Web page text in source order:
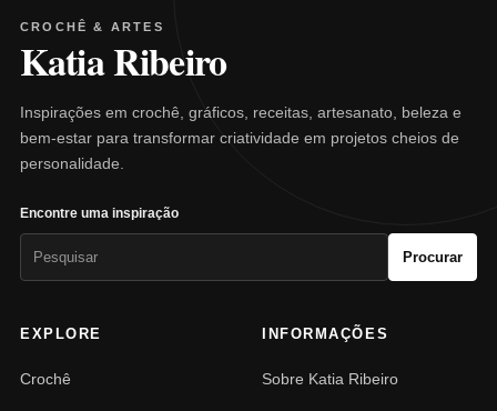
CROCHÊ & ARTES
Katia Ribeiro
Inspirações em crochê, gráficos, receitas, artesanato, beleza e
bem-estar para transformar criatividade em projetos cheios de
personalidade.
Encontre uma inspiração
Procurar
EXPLORE
Crochê
INFORMAÇÕES
Sobre Katia Ribeiro